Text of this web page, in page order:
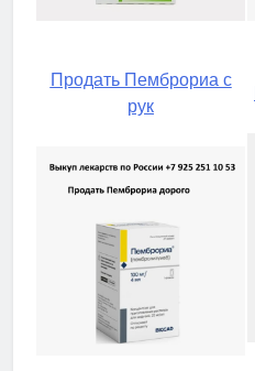
Продать Пемброриа с
рук